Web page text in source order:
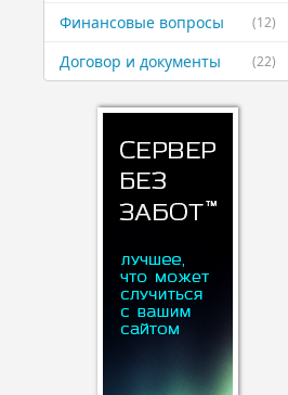
(12)
Финансовые ​вопросы
(22)
Договор и ​документы